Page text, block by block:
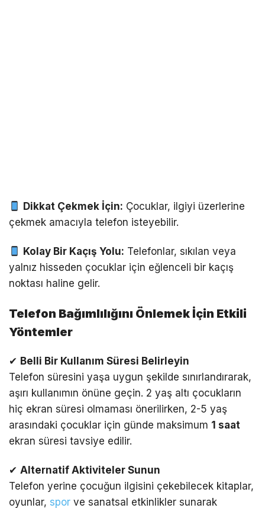
Dikkat Çekmek İçin: Çocuklar, ilgiyi üzerlerine
çekmek amacıyla telefon isteyebilir.
Kolay Bir Kaçış Yolu: Telefonlar, sıkılan veya
yalnız hisseden çocuklar için eğlenceli bir kaçış
noktası haline gelir.
Telefon Bağımlılığını Önlemek İçin Etkili
Yöntemler
✔ Belli Bir Kullanım Süresi Belirleyin
Telefon süresini yaşa uygun şekilde sınırlandırarak,
aşırı kullanımın önüne geçin. 2 yaş altı çocukların
hiç ekran süresi olmaması önerilirken, 2-5 yaş
arasındaki çocuklar için günde maksimum 1 saat
ekran süresi tavsiye edilir.
✔ Alternatif Aktiviteler Sunun
Telefon yerine çocuğun ilgisini çekebilecek kitaplar,
oyunlar, spor ve sanatsal etkinlikler sunarak